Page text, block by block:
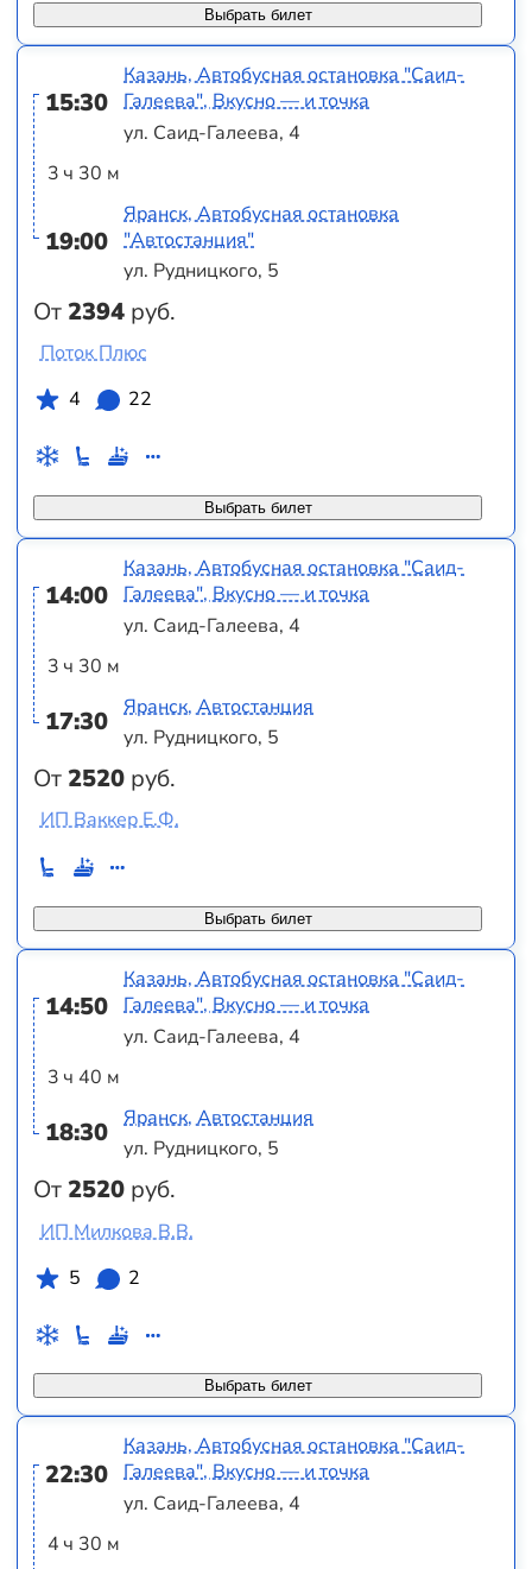
Выбрать билет
15:30
3 ч 30 м
19:00
От2394 руб.
Казань, Автобусная остановка "Саид-
Галеева", Вкусно — и точка
ул. Саид-Галеева, 4
Яранск, Автобусная остановка
"Автостанция"
ул. Рудницкого, 5
Выбрать билет
Поток Плюс
4
22
14:00
3 ч 30 м
17:30
От2520 руб.
Казань, Автобусная остановка "Саид-
Галеева", Вкусно — и точка
ул. Саид-Галеева, 4
Яранск, Автостанция
ул. Рудницкого, 5
Выбрать билет
ИП Ваккер Е.Ф.
14:50
3 ч 40 м
18:30
От2520 руб.
Казань, Автобусная остановка "Саид-
Галеева", Вкусно — и точка
ул. Саид-Галеева, 4
Яранск, Автостанция
ул. Рудницкого, 5
Выбрать билет
ИП Милкова В.В.
5
2
22:30
4 ч 30 м
Казань, Автобусная остановка "Саид-
Галеева", Вкусно — и точка
ул. Саид-Галеева, 4